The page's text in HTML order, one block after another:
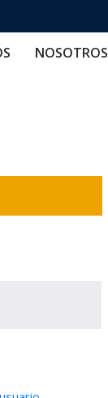
NOSOTROS